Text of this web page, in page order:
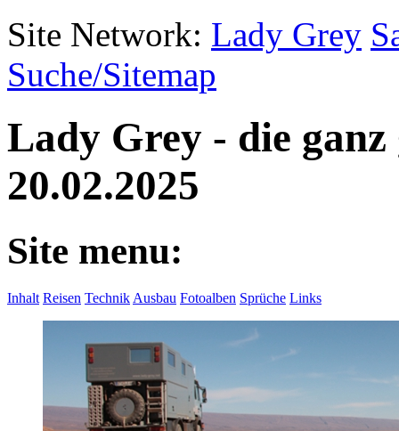
Site Network: Lady Grey
Suche/Sitemap
Lady Grey - die
20.02.2025
Site menu:
Inhalt Reisen Technik Ausbau Fotoalben Sprüche Links